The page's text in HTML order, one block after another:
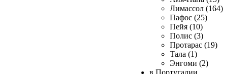
Лимассол (164)
Пафос (25)
Пейя (10)
Полис (3)
Протарас (19)
Тала (1)
Энгоми (2)
в Португалии